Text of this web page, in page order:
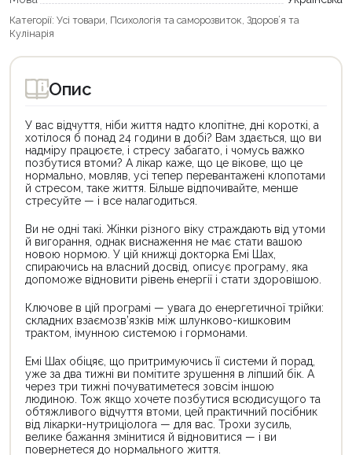
Категорії: Усі товари, Психологія та саморозвиток, Здоров’я та
Кулінарія
Опис
У вас відчуття, ніби життя надто клопітне, дні короткі, а
хотілося б понад 24 години в добі? Вам здається, що ви
надміру працюєте, і стресу забагато, і чомусь важко
позбутися втоми? А лікар каже, що це вікове, що це
нормально, мовляв, усі тепер перевантажені клопотами
й стресом, таке життя. Більше відпочивайте, менше
стресуйте — і все налагодиться.
Ви не одні такі. Жінки різного віку страждають від утоми
й вигорання, однак виснаження не має стати вашою
новою нормою. У цій книжці докторка Емі Шах,
спираючись на власний досвід, описує програму, яка
допоможе відновити рівень енергії і стати здоровішою.
Ключове в цій програмі — увага до енергетичної трійки:
складних взаємозв’язків між шлунково-кишковим
трактом, імунною системою і гормонами.
Емі Шах обіцяє, що притримуючись її системи й порад,
уже за два тижні ви помітите зрушення в ліпший бік. А
через три тижні почуватиметеся зовсім іншою
людиною. Тож якщо хочете позбутися всюдисущого та
обтяжливого відчуття втоми, цей практичний посібник
від лікарки-нутриціолога — для вас. Трохи зусиль,
велике бажання змінитися й відновитися — і ви
повернетеся до нормального життя.